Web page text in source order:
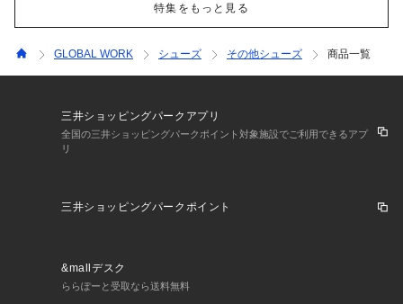
特集をもっと見る
GLOBAL WORK シューズ その他シューズ 商品一覧
三井ショッピングパークアプリ
全国の三井ショッピングパークポイント対象施設でご利用できるアプ
リ
三井ショッピングパークポイント
&mallデスク
ららぽーと受取なら送料無料